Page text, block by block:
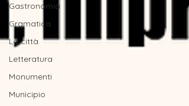
Gastronomia
Gramatica
La città
Letteratura
Monumenti
Municipio